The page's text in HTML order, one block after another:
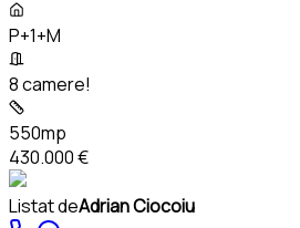
P+1+M
8 camere!
550mp
430.000 €
Listat deAdrian Ciocoiu